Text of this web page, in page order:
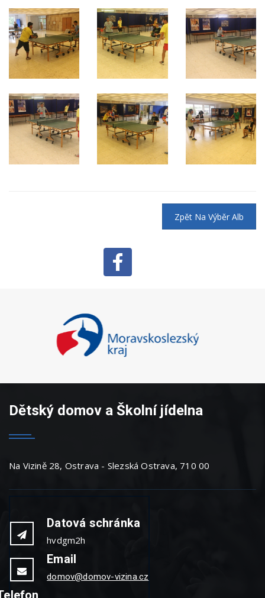
Zpět Na Výběr Alb
Dětský domov a Školní jídelna
Na Vizině 28, Ostrava - Slezská Ostrava, 710 00
Datová schránka
hvdgm2h
Email
domov@domov-vizina.cz